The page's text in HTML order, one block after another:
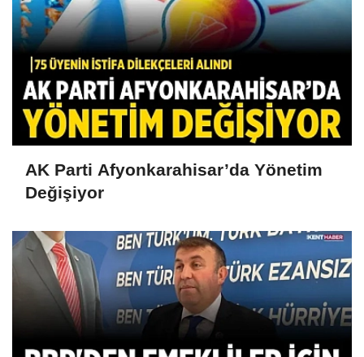
AK Parti Afyonkarahisar’da Yönetim
Değişiyor